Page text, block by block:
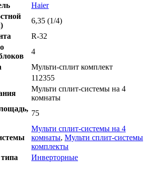
Haier
6,35 (1/4)
R-32
4
Мульти-сплит комплект
112355
Мульти сплит-системы на 4
комнаты
75
Мульти сплит-системы на 4
комнаты, Мульти сплит-системы
комплекты
Инверторные